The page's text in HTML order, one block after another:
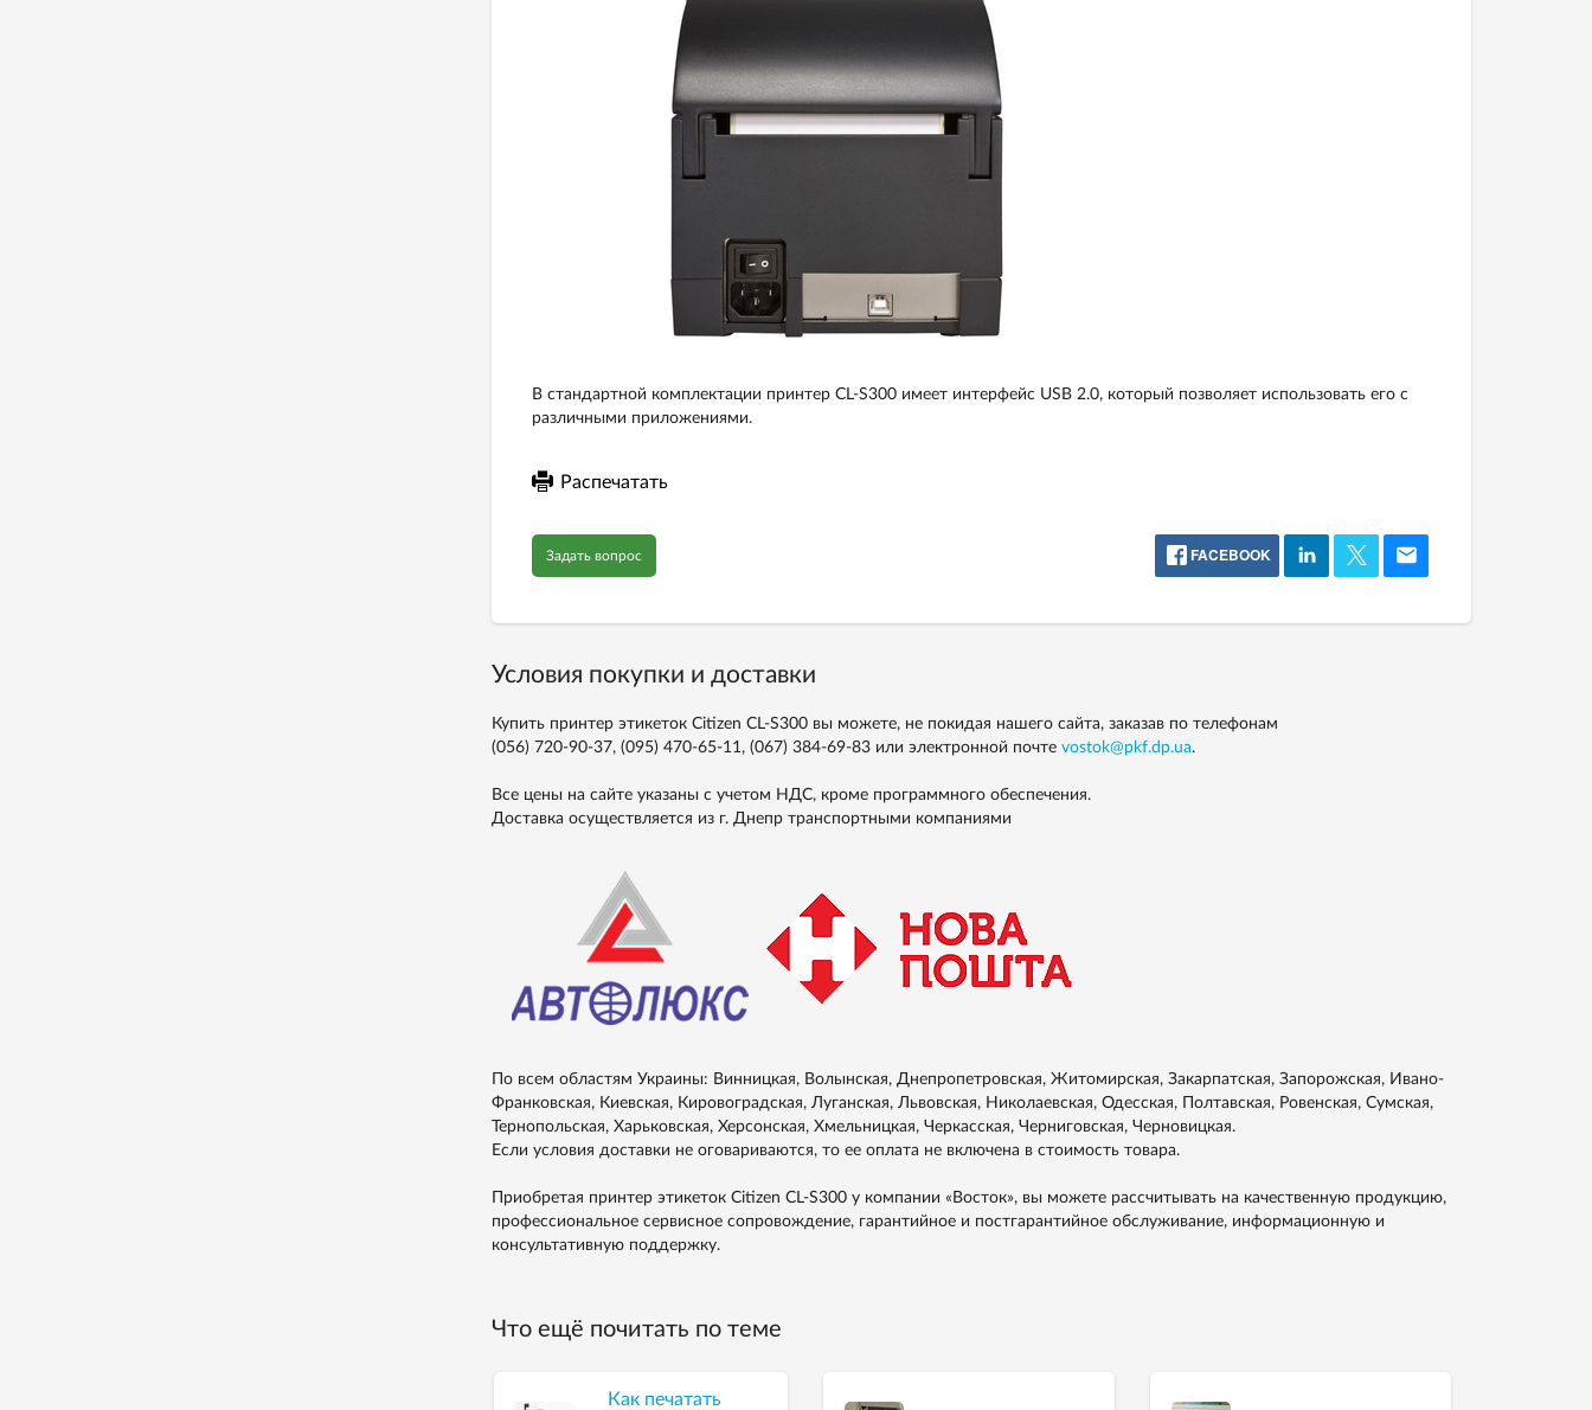
В стандартной комплектации принтер CL-S300 имеет интерфейс USB 2.0, который позволяет использовать его с
различными приложениями.
Распечатать
Задать вопрос FACEBOOK
Условия покупки и доставки
Купить принтер этикеток Citizen CL-S300 вы можете, не покидая нашего сайта, заказав по телефонам
(056) 720-90-37, (095) 470-65-11, (067) 384-69-83или электронной почте vostok@pkf.dp.ua.
Все цены на сайте указаны с учетом НДС, кроме программного обеспечения.
Доставка осуществляется из г. Днепр транспортными компаниями
По всем областям Украины: Винницкая, Волынская, Днепропетровская, Житомирская, Закарпатская, Запорожская, Ивано-
Франковская, Киевская, Кировоградская, Луганская, Львовская, Николаевская, Одесская, Полтавская, Ровенская, Сумская,
Тернопольская, Харьковская, Херсонская, Хмельницкая, Черкасская, Черниговская, Черновицкая.
Если условия доставки не оговариваются, то ее оплата не включена в стоимость товара.
Приобретая принтер этикеток Citizen CL-S300 у компании «Восток», вы можете рассчитывать на качественную продукцию,
профессиональное сервисное сопровождение, гарантийное и постгарантийное обслуживание, информационную и
консультативную поддержку.
Что ещё почитать по теме
Как печатать